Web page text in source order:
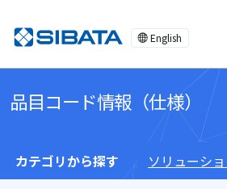
English
品目コード情報（仕様）
カテゴリから探す ソリューシ